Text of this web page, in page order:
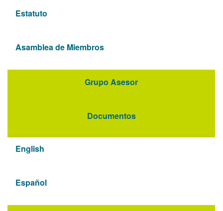
Estatuto
Asamblea de Miembros
Grupo Asesor
Documentos
English
Español